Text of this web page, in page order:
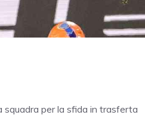
squadra per la sfida in trasferta